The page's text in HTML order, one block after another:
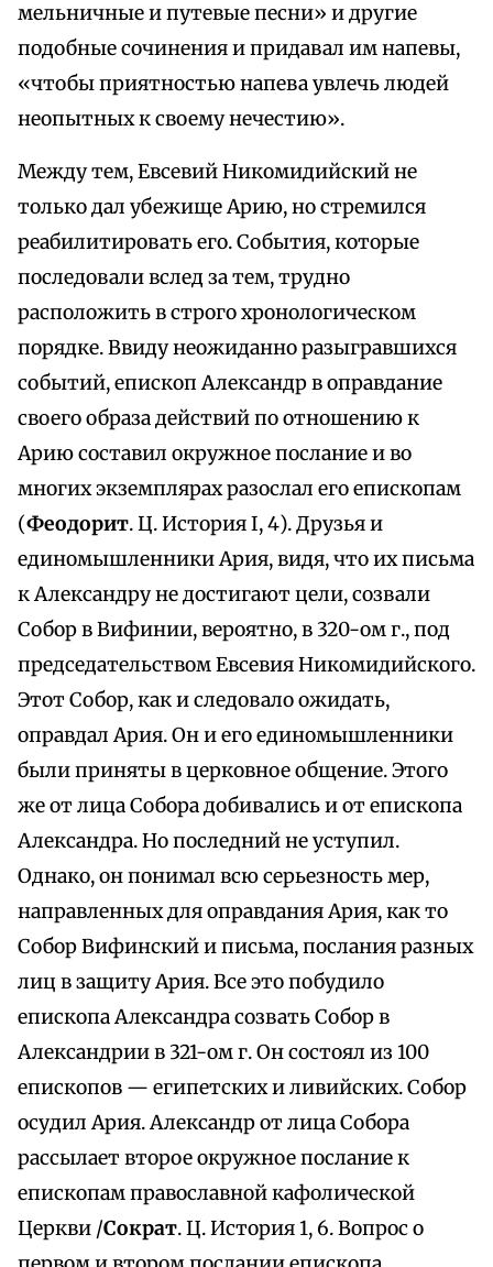
мельничные и путевые песни» и другие
подобные сочинения и придавал им напевы,
«чтобы приятностью напева увлечь людей
неопытных к своему нечестию».
Между тем, Евсевий Никомидийский не
только дал убежище Арию, но стремился
реабилитировать его. События, которые
последовали вслед за тем, трудно
расположить в строго хронологическом
порядке. Ввиду неожиданно разыгравшихся
событий, епископ Александр в оправдание
своего образа действий по отношению к
Арию составил окружное послание и во
многих экземплярах разослал его епископам
(Феодорит. Ц. История I, 4). Друзья и
единомышленники Ария, видя, что их письма
к Александру не достигают цели, созвали
Собор в Вифинии, вероятно, в 320-ом г., под
председательством Евсевия Никомидийского.
Этот Собор, как и следовало ожидать,
оправдал Ария. Он и его единомышленники
были приняты в церковное общение. Этого
же от лица Собора добивались и от епископа
Александра. Но последний не уступил.
Однако, он понимал всю серьезность мер,
направленных для оправдания Ария, как то
Собор Вифинский и письма, послания разных
лиц в защиту Ария. Все это побудило
епископа Александра созвать Собор в
Александрии в 321-ом г. Он состоял из 100
епископов — египетских и ливийских. Собор
осудил Ария. Александр от лица Собора
рассылает второе окружное послание к
епископам православной кафолической
Церкви /Сократ. Ц. История 1, 6. Вопрос о